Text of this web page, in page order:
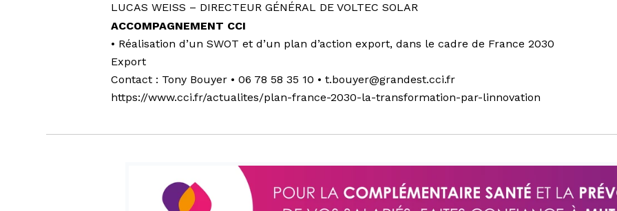
LUCAS WEISS – DIRECTEUR GÉNÉRAL DE VOLTEC SOLAR
ACCOMPAGNEMENT CCI
• Réalisation d’un SWOT et d’un plan d’action export, dans le cadre de France 2030
Export
Contact : Tony Bouyer • 06 78 58 35 10 • t.bouyer@grandest.cci.fr
https://www.cci.fr/actualites/plan-france-2030-la-transformation-par-linnovation